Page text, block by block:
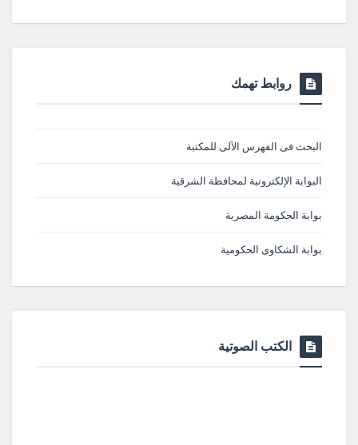
روابط تهمك
البحث فى الفهرس الآلى للمكتبة
البوابة الإلكترونية لمحافظة الشرقية
بوابة الحكومة المصرية
بوابة الشكاوى الحكومية
الكتب الصوتية